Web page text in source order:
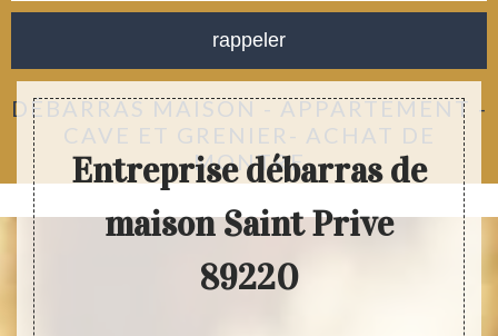
DÉBARRAS MAISON - APPARTEMENT -
CAVE ET GRENIER- ACHAT DE
MONTRE
Entreprise débarras de
maison Saint Prive
89220